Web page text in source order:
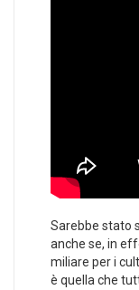
Sarebbe stato
anche se, in
miliare per i
è quella che